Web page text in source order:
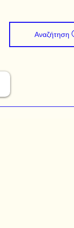
Αναζήτηση